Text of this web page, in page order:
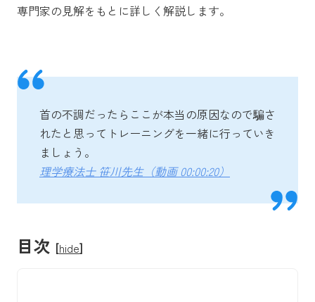
専門家の見解をもとに詳しく解説します。
首の不調だったらここが本当の原因なので騙さ
れたと思ってトレーニングを一緒に行っていき
ましょう。
理学療法士 笹川先生（動画 00:00:20）
目次 [hide]